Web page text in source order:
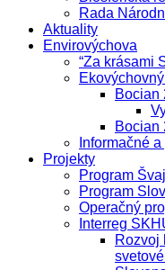
Rada
Aktuality
Envirovýchova
“Za krásami
Bocian
Bocian
Informačné
Projekty
Program
Program
Operačný
Interreg
Rozvoj